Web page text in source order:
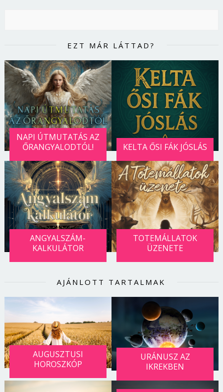
EZT MÁR LÁTTAD?
NAPI ÚTMUTATÁS AZ
ŐRANGYALODTÓL!
KELTA ŐSI FÁK JÓSLÁS
ANGYALSZÁM-
KALKULÁTOR
TOTEMÁLLATOK
ÜZENETE
AJÁNLOTT TARTALMAK
AUGUSZTUSI
HOROSZKÓP
URÁNUSZ AZ
IKREKBEN